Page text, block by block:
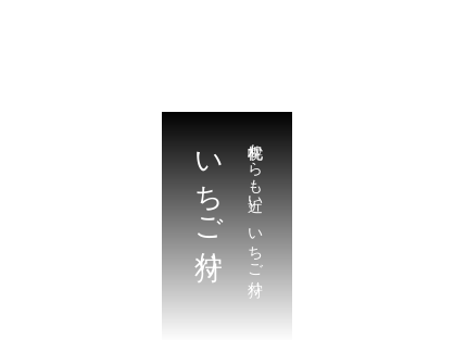
札幌からも近い。いちご狩り
いちご狩り